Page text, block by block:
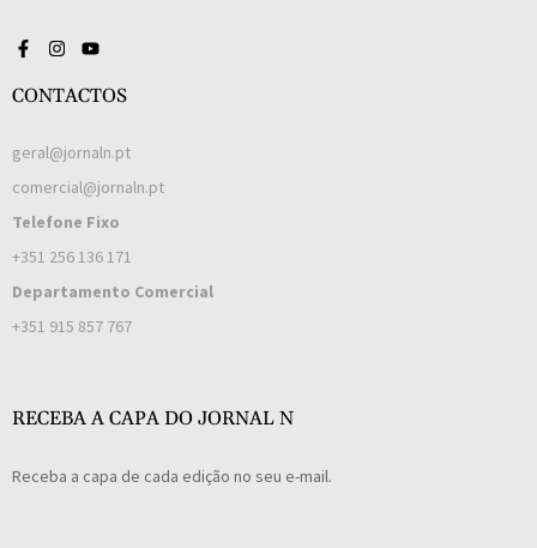
CONTACTOS
geral@jornaln.pt
comercial@jornaln.pt
Telefone Fixo
+351 256 136 171
Departamento Comercial
+351 915 857 767
RECEBA A CAPA DO JORNAL N
Receba a capa de cada edição no seu e-mail.